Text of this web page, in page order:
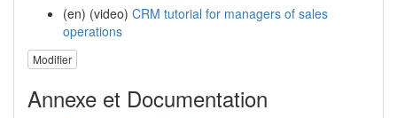
(en) (video) CRM tutorial for managers of sales
operations
Modifier
Annexe et Documentation